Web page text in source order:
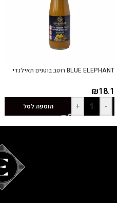
BLUE ELEPHANT רוטב בוטנים תאילנדי
₪18.1
-
+ הוספה לסל